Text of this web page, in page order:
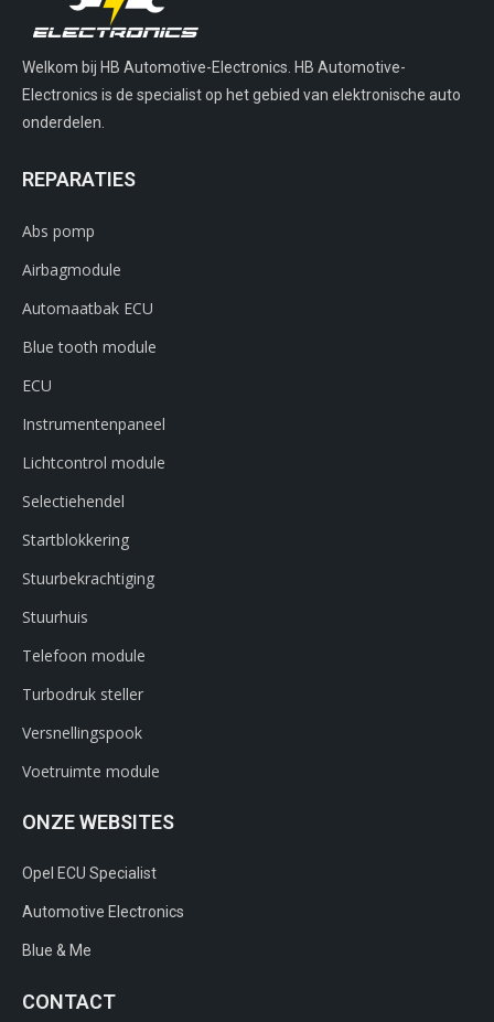
Welkom bij HB Automotive-Electronics. HB Automotive-
Electronics is de specialist op het gebied van elektronische auto
onderdelen.
REPARATIES
Abs pomp
Airbagmodule
Automaatbak ECU
Blue tooth module
ECU
Instrumentenpaneel
Lichtcontrol module
Selectiehendel
Startblokkering
Stuurbekrachtiging
Stuurhuis
Telefoon module
Turbodruk steller
Versnellingspook
Voetruimte module
ONZE WEBSITES
Opel ECU Specialist
Automotive Electronics
Blue & Me
CONTACT